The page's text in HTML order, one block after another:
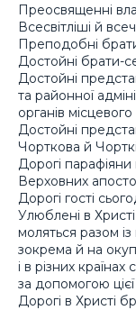
Преосвященні
Всесвітліші й
Преподобні
Достойні брати-
Достойні
та районної
органів
Достойні
Чорткова й
Дорогі
Верховних
Дорогі гості
Улюблені в
моляться разом
зокрема й на
і в різних
за допомогою цієї
Дорогі в Христі